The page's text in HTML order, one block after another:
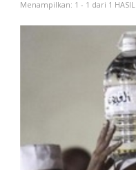
Menampilkan: 1 - 1 dari 1 HASIL